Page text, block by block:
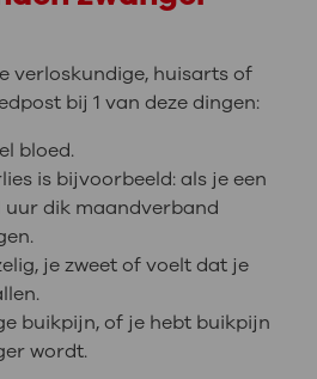
verloskundige, huisarts of
bij 1 van deze dingen:
bloed.
is bijvoorbeeld: als je een
uur dik maandverband
je zweet of voelt dat je
buikpijn, of je hebt buikpijn
wordt.